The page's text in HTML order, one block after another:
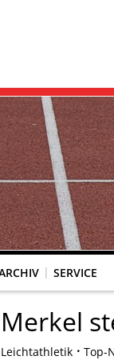
SERVICE
Leichtathletik Top-